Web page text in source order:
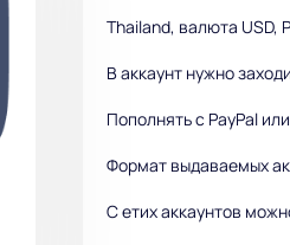
Thailand, валюта USD,
В аккаунт нужно
Пополнять с PayPal
Формат выдаваемых
С етих аккаунтов